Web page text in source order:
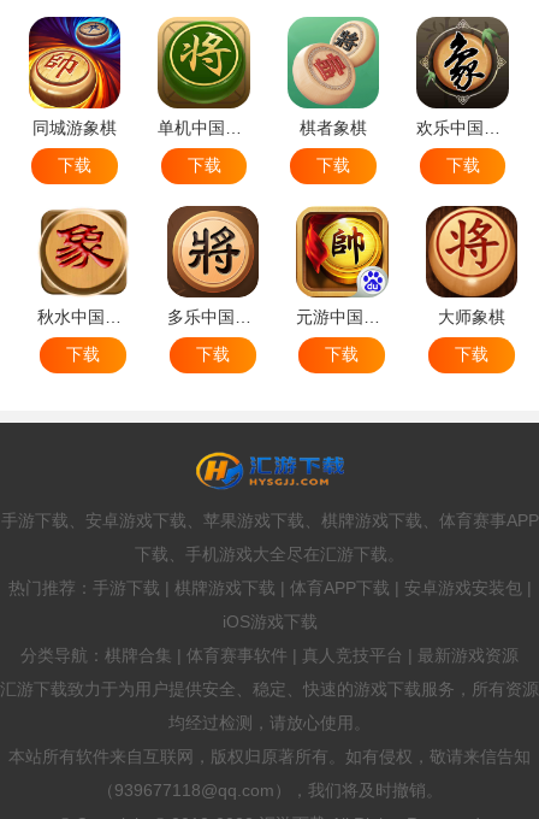
同城游象棋
下载
单机中国象棋
下载
棋者象棋
下载
欢乐中国象棋
下载
秋水中国象棋
下载
多乐中国象棋
下载
元游中国象棋
下载
大师象棋
下载
手游下载、安卓游戏下载、苹果游戏下载、棋牌游戏下载、体育赛事APP
下载、手机游戏大全尽在汇游下载。
热门推荐：手游下载 | 棋牌游戏下载 | 体育APP下载 | 安卓游戏安装包 |
iOS游戏下载
分类导航：棋牌合集 | 体育赛事软件 | 真人竞技平台 | 最新游戏资源
汇游下载致力于为用户提供安全、稳定、快速的游戏下载服务，所有资源
均经过检测，请放心使用。
本站所有软件来自互联网，版权归原著所有。如有侵权，敬请来信告知
（939677118@qq.com），我们将及时撤销。